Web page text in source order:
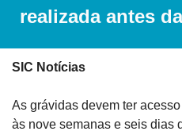
realizada antes
SIC Notícias
As grávidas devem ter
às nove semanas e seis dias